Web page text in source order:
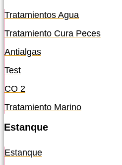
Tratamientos Agua
Tratamiento Cura Peces
Antialgas
Test
CO 2
Tratamiento Marino
Estanque
Estanque